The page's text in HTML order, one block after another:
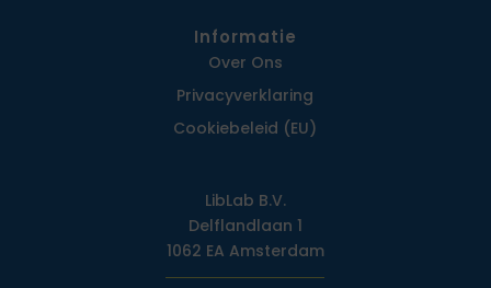
Informatie
Over Ons
Privacy­verklaring
Cookiebeleid (EU)
LibLab B.V.
Delflandlaan 1
1062 EA Amsterdam